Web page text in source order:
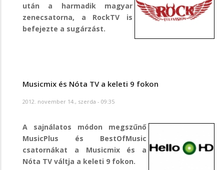
után a harmadik magyar
zenecsatorna, a RockTV is
befejezte a sugárzást.
Musicmix és Nóta TV a keleti 9 fokon
2012. november 14., szerda - 09:35
A sajnálatos módon megszűnő
MusicPlus és BestOfMusic
csatornákat a Musicmix és a
Nóta TV váltja a keleti 9 fokon.